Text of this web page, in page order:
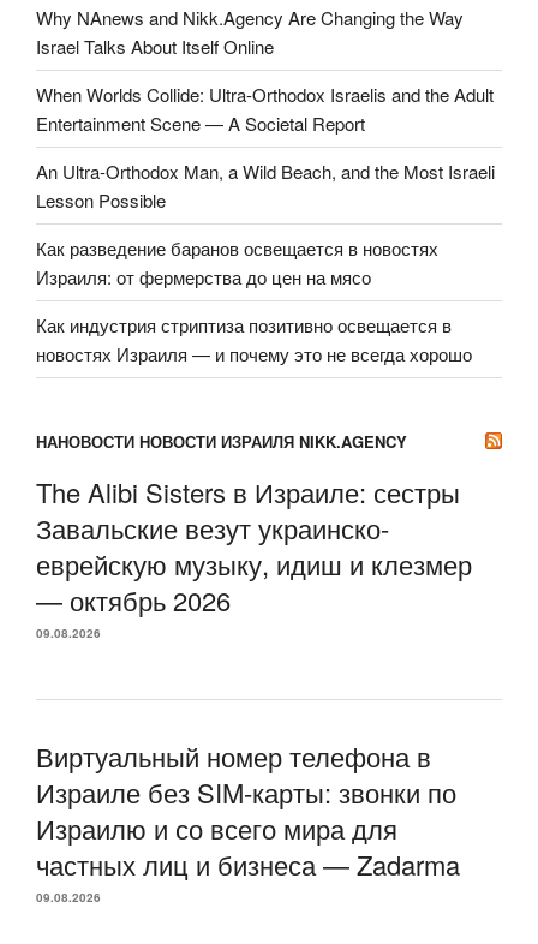
Why NAnews and Nikk.Agency Are Changing the Way
Israel Talks About Itself Online
When Worlds Collide: Ultra-Orthodox Israelis and the Adult
Entertainment Scene — A Societal Report
An Ultra-Orthodox Man, a Wild Beach, and the Most Israeli
Lesson Possible
Как разведение баранов освещается в новостях
Израиля: от фермерства до цен на мясо
Как индустрия стриптиза позитивно освещается в
новостях Израиля — и почему это не всегда хорошо
НАНОВОСТИ НОВОСТИ ИЗРАИЛЯ NIKK.AGENCY
The Alibi Sisters в Израиле: сестры
Завальские везут украинско-
еврейскую музыку, идиш и клезмер
— октябрь 2026
09.08.2026
Виртуальный номер телефона в
Израиле без SIM-карты: звонки по
Израилю и со всего мира для
частных лиц и бизнеса — Zadarma
09.08.2026